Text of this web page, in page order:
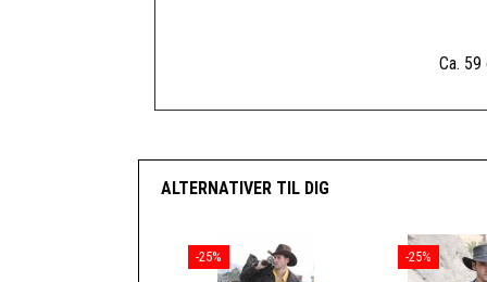
Ca.
ALTERNATIVER TIL DIG
-25% -25%